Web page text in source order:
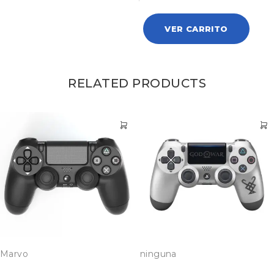
VER CARRITO
RELATED PRODUCTS
Marvo
ninguna